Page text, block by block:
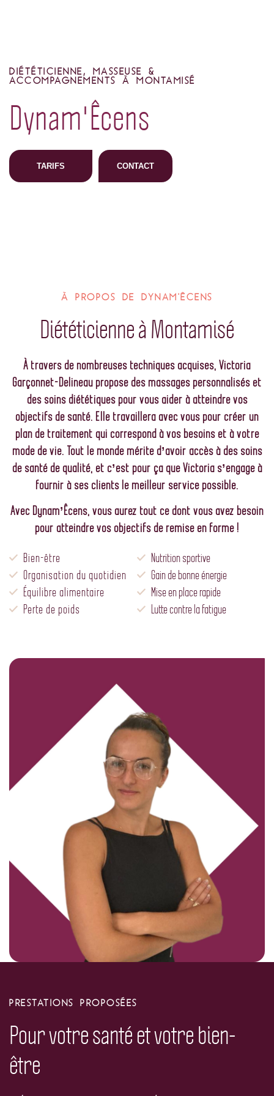
DIÉTÉTICIENNE, MASSEUSE &
ACCOMPAGNEMENTS À MONTAMISÉ
Dynam'Êcens
TARIFS CONTACT
À PROPOS DE DYNAM'ÊCENS
Diététicienne à Montamisé
À travers de nombreuses techniques acquises, Victoria
Garçonnet-Delineau propose des massages personnalisés et
des soins diététiques pour vous aider à atteindre vos
objectifs de santé. Elle travaillera avec vous pour créer un
plan de traitement qui correspond à vos besoins et à votre
mode de vie. Tout le monde mérite d’avoir accès à des soins
de santé de qualité, et c’est pour ça que Victoria s’engage à
fournir à ses clients le meilleur service possible.
Avec Dynam’Êcens, vous aurez tout ce dont vous avez besoin
pour atteindre vos objectifs de remise en forme !
Bien-être
Organisation du quotidien
Équilibre alimentaire
Perte de poids
Nutrition sportive
Gain de bonne énergie
Mise en place rapide
Lutte contre la fatigue
PRESTATIONS PROPOSÉES
Pour votre santé et votre bien-
être